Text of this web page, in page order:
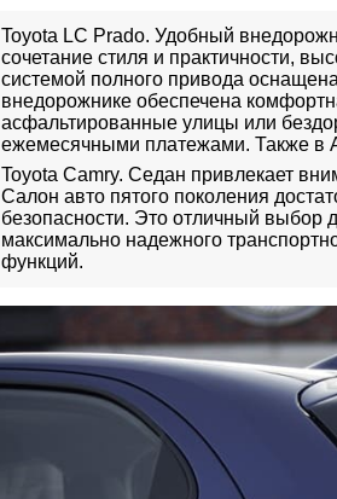
Toyota LC Prado. Удобный
сочетание стиля и практичности,
системой полного привода
внедорожнике обеспечена
асфальтированные улицы или
ежемесячными платежами. Также в
Toyota Camry. Седан привлекает
Салон авто пятого поколения
безопасности. Это отличный выбор
максимально надежного
функций.